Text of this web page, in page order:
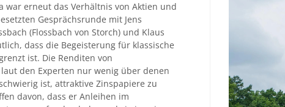
war erneut das Verhältnis von Aktien und
Gesprächsrunde mit Jens
(Flossbach von Storch) und Klaus
dass die Begeisterung für klassische
ist. Die Renditen von
den Experten nur wenig über denen
ist, attraktive Zinspapiere zu
davon, dass er Anleihen im